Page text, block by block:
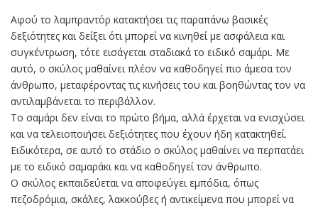
Αφού το λαμπραντόρ κατακτήσει τις παραπάνω βασικές
δεξιότητες και δείξει ότι μπορεί να κινηθεί με ασφάλεια και
συγκέντρωση, τότε εισάγεται σταδιακά το ειδικό σαμάρι. Με
αυτό, ο σκύλος μαθαίνει πλέον να καθοδηγεί πιο άμεσα τον
άνθρωπο, μεταφέροντας τις κινήσεις του και βοηθώντας τον να
αντιλαμβάνεται το περιβάλλον.
Το σαμάρι δεν είναι το πρώτο βήμα, αλλά έρχεται να ενισχύσει
και να τελειοποιήσει δεξιότητες που έχουν ήδη κατακτηθεί.
Ειδικότερα, σε αυτό το στάδιο ο σκύλος μαθαίνει να περπατάει
με το ειδικό σαμαράκι και να καθοδηγεί τον άνθρωπο.
Ο σκύλος εκπαιδεύεται να αποφεύγει εμπόδια, όπως
πεζοδρόμια, σκάλες, λακκούβες ή αντικείμενα που μπορεί να